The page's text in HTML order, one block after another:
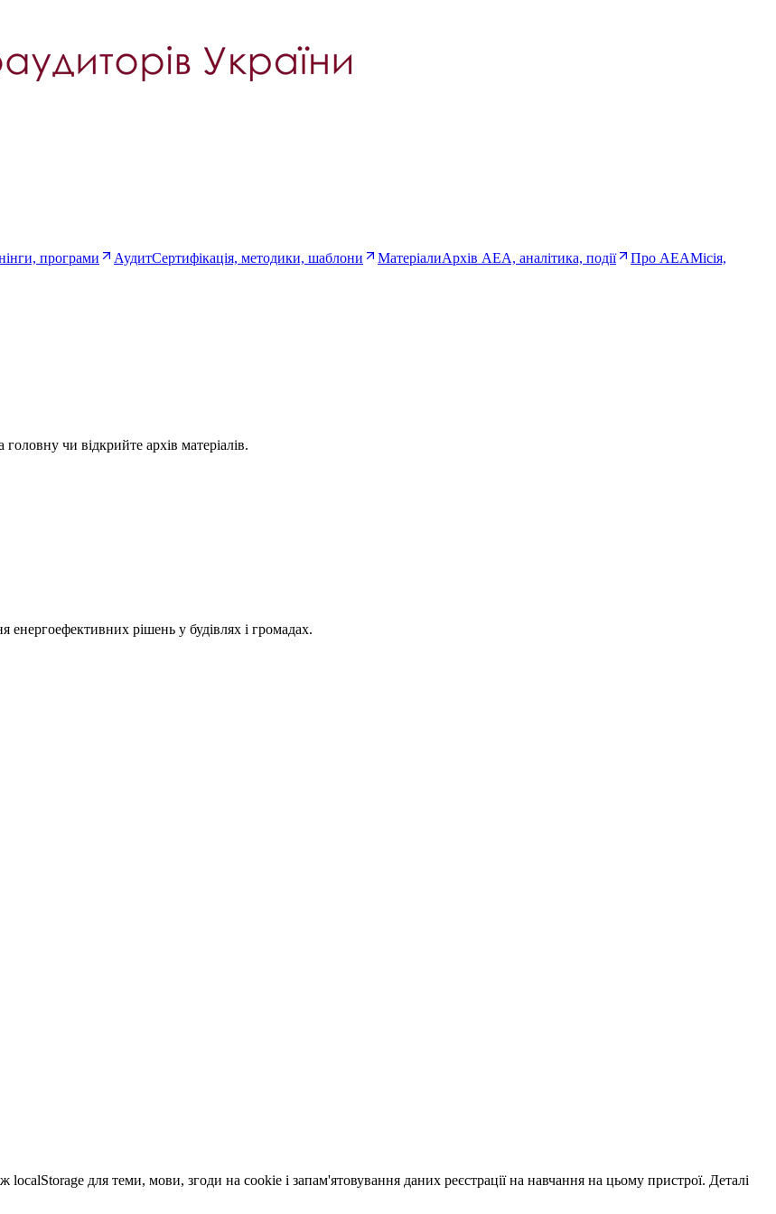
програми АудитСертифікація, методики, шаблони МатеріалиАрхів AEA, аналітика, події Про AEAМісія,
чи відкрийте архів матеріалів.
енергоефективних рішень у будівлях і громадах.
localStorage для теми, мови, згоди на cookie і запам'ятовування даних реєстрації на навчання на цьому пристрої. Деталі